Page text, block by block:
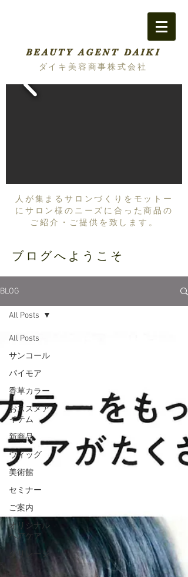
BEAUTY AGENT DAIKI
ダイキ美容商事株式会社
人が集まるサロンづくりをモットー
にサロン様のニーズに合った商品の
ご紹介・ご提供を致します。
ブログへようこそ
BLOG
All Posts
サンコール
パイモア
香草カラー
おススメア
イテム
新商品
ウィッグ
美術館
セミナー
ご案内
オリジナル
ヘアケア
クリレージ
All Posts